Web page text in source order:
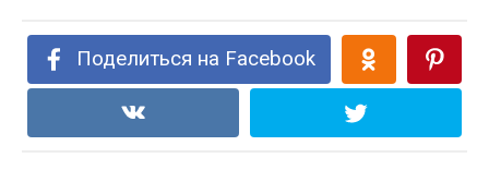
Поделиться на Facebook